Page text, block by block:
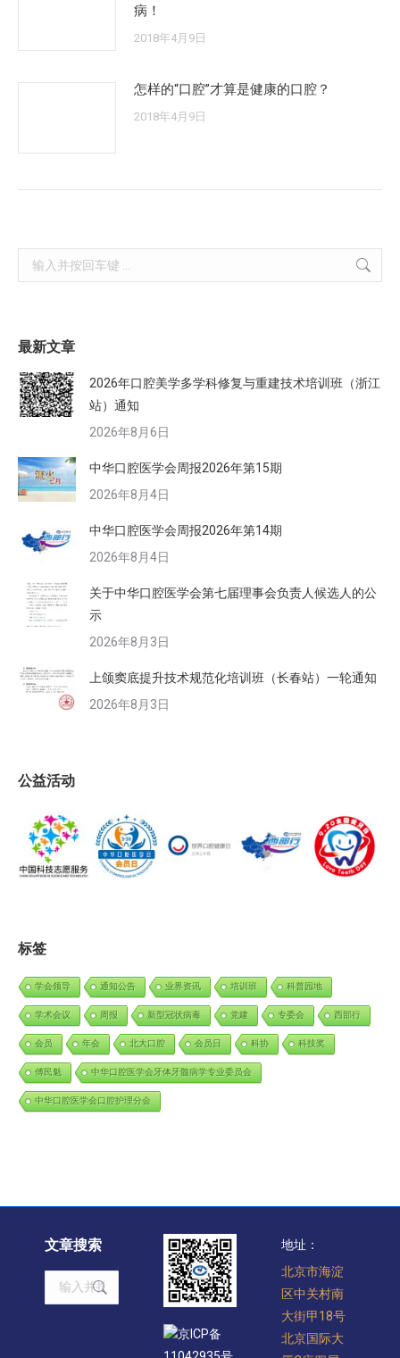
病！
2018年4月9日
怎样的“口腔”才算是健康的口腔？
2018年4月9日
Search:
最新文章
2026年口腔美学多学科修复与重建技术培训班（浙江
站）通知
2026年8月6日
中华口腔医学会周报2026年第15期
2026年8月4日
中华口腔医学会周报2026年第14期
2026年8月4日
关于中华口腔医学会第七届理事会负责人候选人的公
示
2026年8月3日
上颌窦底提升技术规范化培训班（长春站）一轮通知
2026年8月3日
公益活动
标签
学会领导 通知公告 业界资讯 培训班 科普园地
学术会议 周报 新型冠状病毒 党建 专委会 西部行
会员 年会 北大口腔 会员日 科协 科技奖
傅民魁 中华口腔医学会牙体牙髓病学专业委员会
中华口腔医学会口腔护理分会
文章搜索
Search:
京ICP备
地址：
北京市海淀
区中关村南
大街甲18号
北京国际大